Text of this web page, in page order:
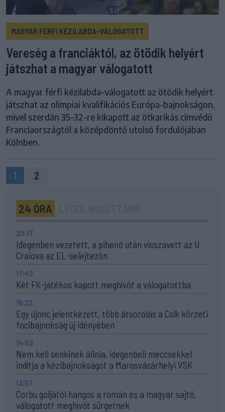
MAGYAR FÉRFI KÉZILABDA-VÁLOGATOTT
Vereség a franciáktól, az ötödik helyért
játszhat a magyar válogatott
A magyar férfi kézilabda-válogatott az ötödik helyért
játszhat az olimpiai kvalifikációs Európa-bajnokságon,
mivel szerdán 35–32-re kikapott az ötkarikás címvédő
Franciaországtól a középdöntő utolsó fordulójában
Kölnben.
1 2
24 ÓRA
20:17
Idegenben vezetett, a pihenő után visszavett az U
Craiova az EL-selejtezőn
17:43
Két FK-játékos kapott meghívót a válogatottba
16:22
Egy újonc jelentkezett, több átsorolás a Csík körzeti
focibajnokság új idényében
14:52
Nem kell senkinek állnia, idegenbeli meccsekkel
indítja a kézibajnokságot a Marosvásárhelyi VSK
13:57
Corbu góljától hangos a román és a magyar sajtó,
válogatott meghívót sürgetnek